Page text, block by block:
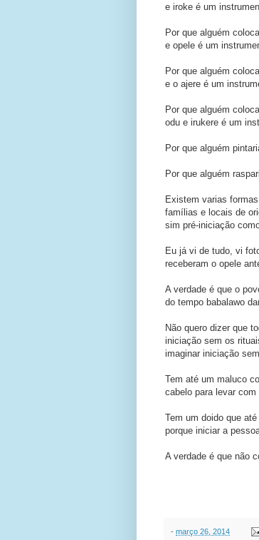
e iroke é um
Por que alguém
e opele é um
Por que alguém
e o ajere é um
Por que alguém
odu e irukere é um
Por que alguém
Por que alguém
Existem varias
famílias e locais de
sim pré-iniciação
Eu já vi de tudo, vi
receberam o opele
A verdade é que o
do tempo babalawo
Não quero dizer que
iniciação sem os
imaginar iniciação
Tem até um maluco
cabelo para levar
Tem um doido que
porque iniciar a
A verdade é que não
- março 26, 2014